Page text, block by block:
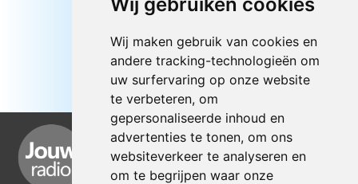
Wij maken gebruik van cookies en
andere tracking-technologieën om
uw surfervaring op onze website
te verbeteren, om
gepersonaliseerde inhoud en
advertenties te tonen, om ons
websiteverkeer te analyseren en
om te begrijpen waar onze